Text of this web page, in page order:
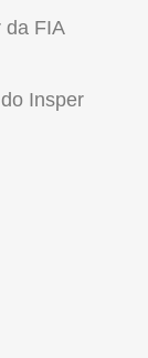
da FIA
Insper